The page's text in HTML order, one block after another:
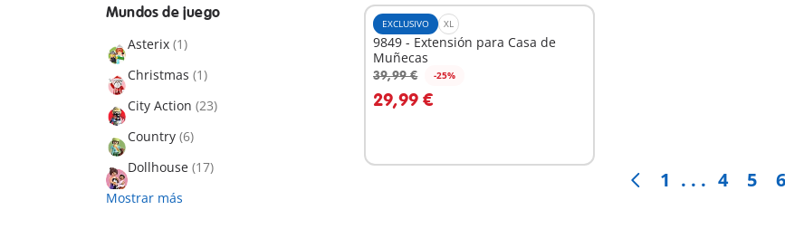
Mundos de juego
Asterix (1)
Christmas (1)
City Action (23)
Country (6)
Dollhouse (17)
Mostrar más
EXCLUSIVO XL
9849 - Extensión para Casa de
Muñecas
39,99 € -25%
29,99 €
1 . . . 4 5 6